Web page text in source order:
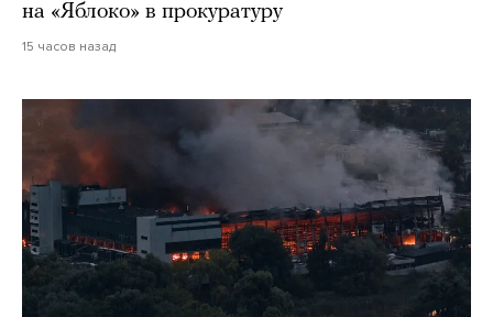
на «Яблоко» в прокуратуру
15 часов назад